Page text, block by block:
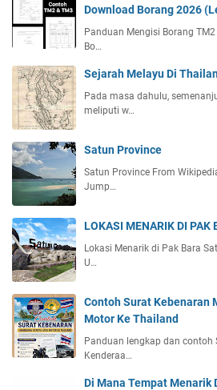
Download Borang 2026
Panduan Mengisi Borang
Bo…
Sejarah Melayu Di
Pada masa dahulu,
meliputi w…
Satun Province
Satun Province From
Jump…
LOKASI MENARIK DI PAK
Lokasi Menarik di Pak Bara
U…
Contoh Surat Kebenaran
Motor Ke Thailand
Panduan lengkap dan contoh
Kenderaa…
Di Mana Tempat Menarik